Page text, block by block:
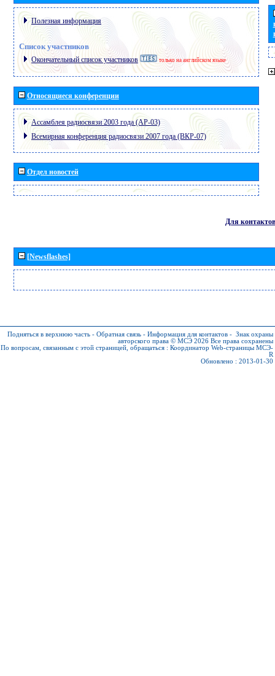
Полезная информация
Список участников
Окончательный список участников только на английском языке
Относящиеся конференции
Ассамблея радиосвязи 2003 года (АР-03)
Всемирная конференция радиосвязи 2007 года (ВКР-07)
Отдел новостей
Для контактов
[Newsflashes]
Подняться в верхнюю часть - Обратная связь - Информация для контактов - Знак охраны
авторского права © МСЭ 2026 Все права сохранены
По вопросам, связанным с этой страницей, обращаться : Координатор Web-страницы МСЭ-
R
Обновлено : 2013-01-30